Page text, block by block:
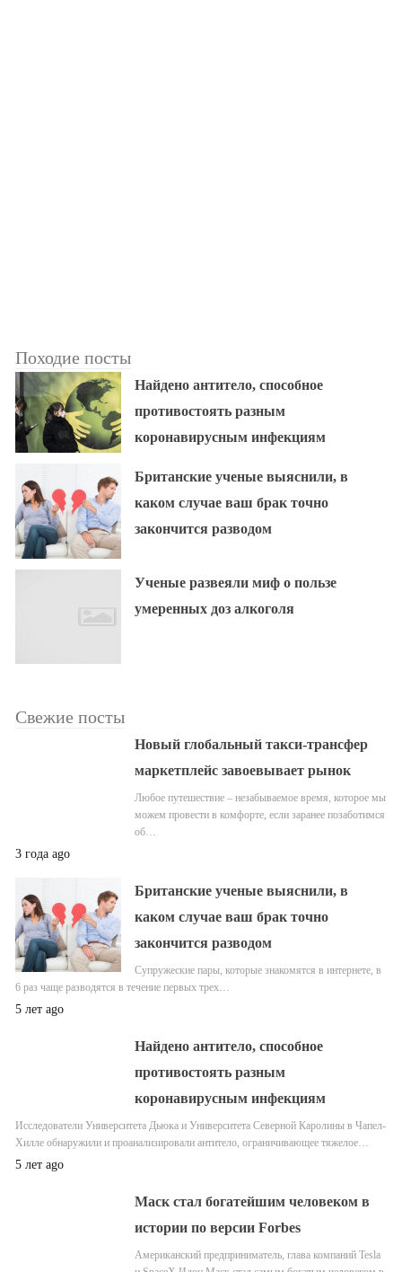
Походие посты
Найдено антитело, способное
противостоять разным
коронавирусным инфекциям
Британские ученые выяснили, в
каком случае ваш брак точно
закончится разводом
Ученые развеяли миф о пользе
умеренных доз алкоголя
Свежие посты
Новый глобальный такси-трансфер
маркетплейс завоевывает рынок
Любое путешествие – незабываемое время, которое мы
можем провести в комфорте, если заранее позаботимся
об…
3 года ago
Британские ученые выяснили, в
каком случае ваш брак точно
закончится разводом
Супружеские пары, которые знакомятся в интернете, в
6 раз чаще разводятся в течение первых трех…
5 лет ago
Найдено антитело, способное
противостоять разным
коронавирусным инфекциям
Исследователи Университета Дьюка и Университета Северной Каролины в Чапел-
Хилле обнаружили и проанализировали антитело, ограничивающее тяжелое…
5 лет ago
Маск стал богатейшим человеком в
истории по версии Forbes
Американский предприниматель, глава компаний Tesla